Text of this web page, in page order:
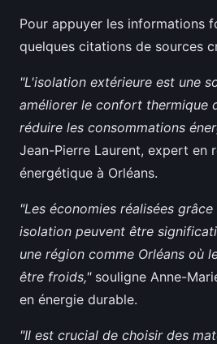
Pour appuyer les informations
quelques citations de sources
"L'isolation extérieure est une
améliorer le confort thermique
réduire les consommations
Jean-Pierre Laurent, expert en
énergétique à Orléans.
"Les économies réalisées
isolation peuvent être
une région comme Orléans où
être froids,"souligne Anne-
en énergie durable.
"Il est crucial de choisir des